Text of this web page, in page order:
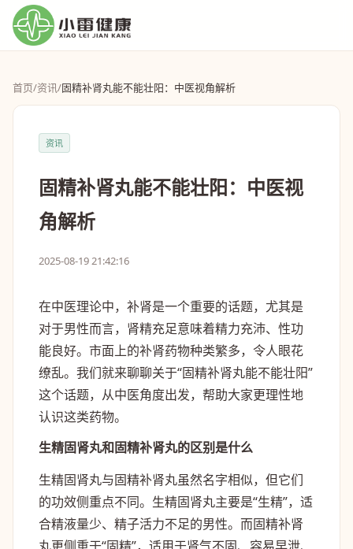
首页/资讯/固精补肾丸能不能壮阳：中医视角解析
资讯
固精补肾丸能不能壮阳：中医视
角解析
2025-08-19 21:42:16
在中医理论中，补肾是一个重要的话题，尤其是
对于男性而言，肾精充足意味着精力充沛、性功
能良好。市面上的补肾药物种类繁多，令人眼花
缭乱。我们就来聊聊关于“固精补肾丸能不能壮阳”
这个话题，从中医角度出发，帮助大家更理性地
认识这类药物。
生精固肾丸和固精补肾丸的区别是什么
生精固肾丸与固精补肾丸虽然名字相似，但它们
的功效侧重点不同。生精固肾丸主要是“生精”，适
合精液量少、精子活力不足的男性。而固精补肾